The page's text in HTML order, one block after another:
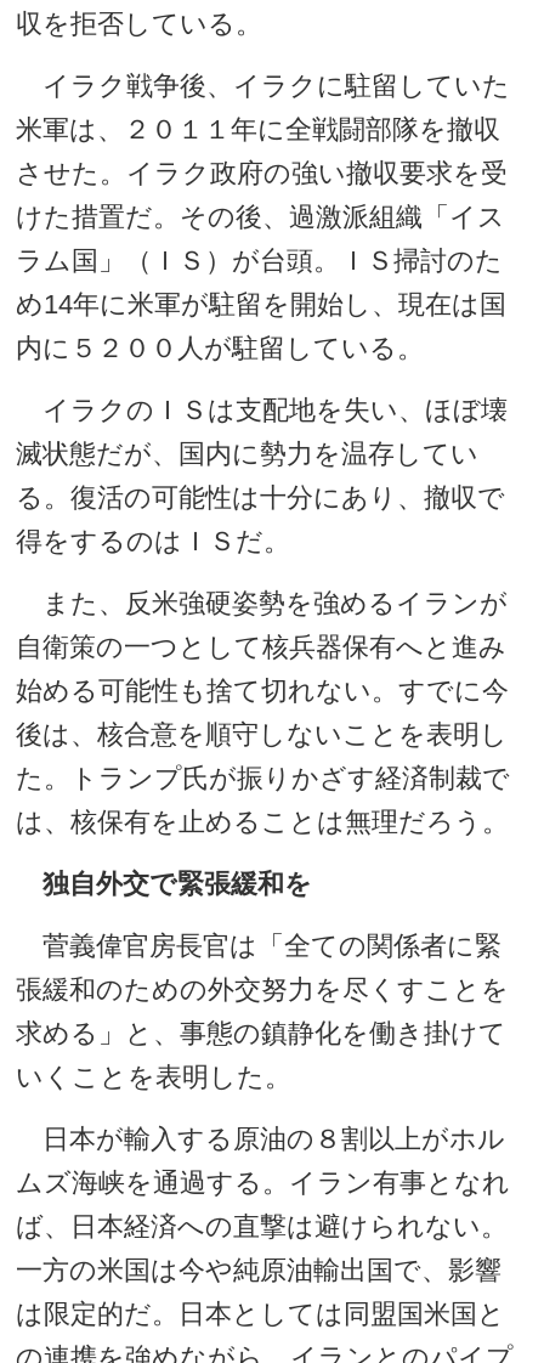
収を拒否している。
イラク戦争後、イラクに駐留していた
米軍は、２０１１年に全戦闘部隊を撤収
させた。イラク政府の強い撤収要求を受
けた措置だ。その後、過激派組織「イス
ラム国」（ＩＳ）が台頭。ＩＳ掃討のた
め14年に米軍が駐留を開始し、現在は国
内に５２００人が駐留している。
イラクのＩＳは支配地を失い、ほぼ壊
滅状態だが、国内に勢力を温存してい
る。復活の可能性は十分にあり、撤収で
得をするのはＩＳだ。
また、反米強硬姿勢を強めるイランが
自衛策の一つとして核兵器保有へと進み
始める可能性も捨て切れない。すでに今
後は、核合意を順守しないことを表明し
た。トランプ氏が振りかざす経済制裁で
は、核保有を止めることは無理だろう。
独自外交で緊張緩和を
菅義偉官房長官は「全ての関係者に緊
張緩和のための外交努力を尽くすことを
求める」と、事態の鎮静化を働き掛けて
いくことを表明した。
日本が輸入する原油の８割以上がホル
ムズ海峡を通過する。イラン有事となれ
ば、日本経済への直撃は避けられない。
一方の米国は今や純原油輸出国で、影響
は限定的だ。日本としては同盟国米国と